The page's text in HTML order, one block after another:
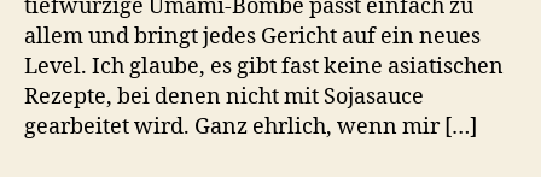
tiefwürzige Umami-Bombe passt einfach zu
allem und bringt jedes Gericht auf ein neues
Level. Ich glaube, es gibt fast keine asiatischen
Rezepte, bei denen nicht mit Sojasauce
gearbeitet wird. Ganz ehrlich, wenn mir […]